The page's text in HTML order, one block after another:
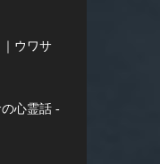
ウワサ
心霊話 -